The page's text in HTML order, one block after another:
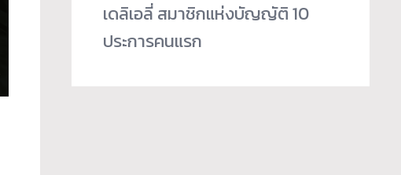
เดลิเอลี่ สมาชิกแห่งบัญญัติ 10
ประการคนแรก